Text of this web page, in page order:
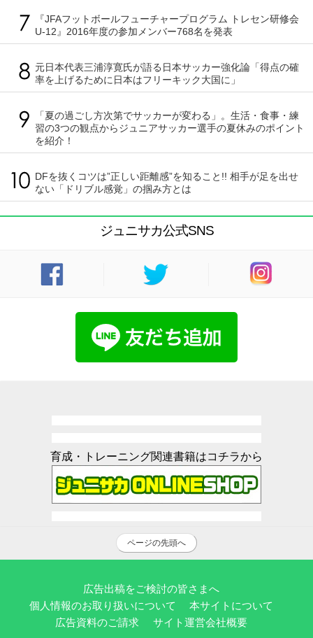
『JFAフットボールフューチャープログラム トレセン研修会
U-12』2016年度の参加メンバー768名を発表
元日本代表三浦淳寛氏が語る日本サッカー強化論「得点の確
率を上げるために日本はフリーキック大国に」
「夏の過ごし方次第でサッカーが変わる」。生活・食事・練
習の3つの観点からジュニアサッカー選手の夏休みのポイント
を紹介！
DFを抜くコツは”正しい距離感”を知ること!! 相手が足を出せ
ない「ドリブル感覚」の掴み方とは
ジュニサカ公式SNS
育成・トレーニング関連書籍はコチラから
ページの先頭へ
広告出稿をご検討の皆さまへ
個人情報のお取り扱いについて
本サイトについて
広告資料のご請求
サイト運営会社概要